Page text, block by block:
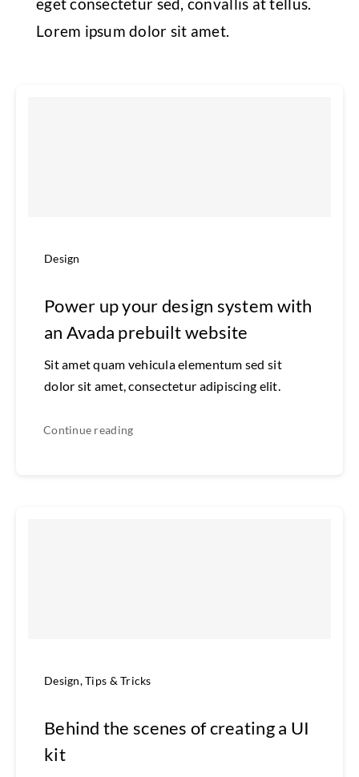
Lorem ipsum dolor sit amet.
Design
Power up your design system with
an Avada prebuilt website
Sit amet quam vehicula elementum sed sit
dolor sit amet, consectetur adipiscing elit.
Continue reading
Design,Tips & Tricks
Behind the scenes of creating a UI
kit